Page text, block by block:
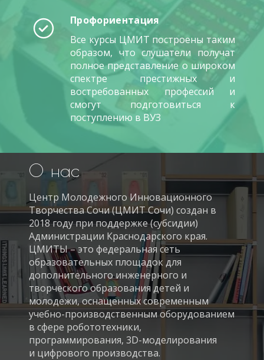
Профориентация
Все курсы ЦМИТ построены таким
образом, что слушатели получат
полное представление о широком
спектре престижных и
востребованных профессий и
смогут подготовиться к
поступлению в ВУЗ
О нас
Центр Молодежного Инновационного
Творчества Сочи (ЦМИТ Сочи) создан в
2018 году при поддержке (субсидии)
Администрации Краснодарского края.
ЦМИТЫ – это федеральная сеть
образовательных площадок для
дополнительного инженерного и
творческого образования детей и
молодежи, оснащенных современным
учебно-производственным оборудованием
в сфере робототехники,
программирования, 3D-моделирования
и цифрового производства.